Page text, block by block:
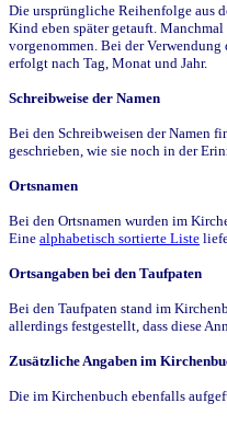
Die ursprüngliche Reihenfolge aus
Kind eben später getauft.
vorgenommen. Bei der
erfolgt nach Tag, Monat und Jahr.
Schreibweise der Namen
Bei den Schreibweisen der Namen
geschrieben, wie sie noch in der
Ortsnamen
Bei den Ortsnamen wurden im
Eine alphabetisch sortierte Liste
Ortsangaben bei den Taufpaten
Bei den Taufpaten stand im
allerdings festgestellt, dass diese
Zusätzliche Angaben im
Die im Kirchenbuch ebenfalls